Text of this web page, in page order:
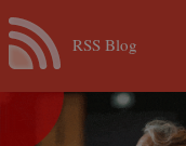
RSS Blog